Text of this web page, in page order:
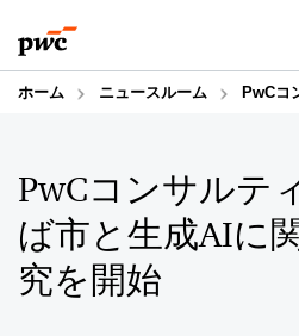
to
content
to
footer
ホーム ニュースルーム PwCコ
PwCコンサルテ
ば市と生成AIに
究を開始